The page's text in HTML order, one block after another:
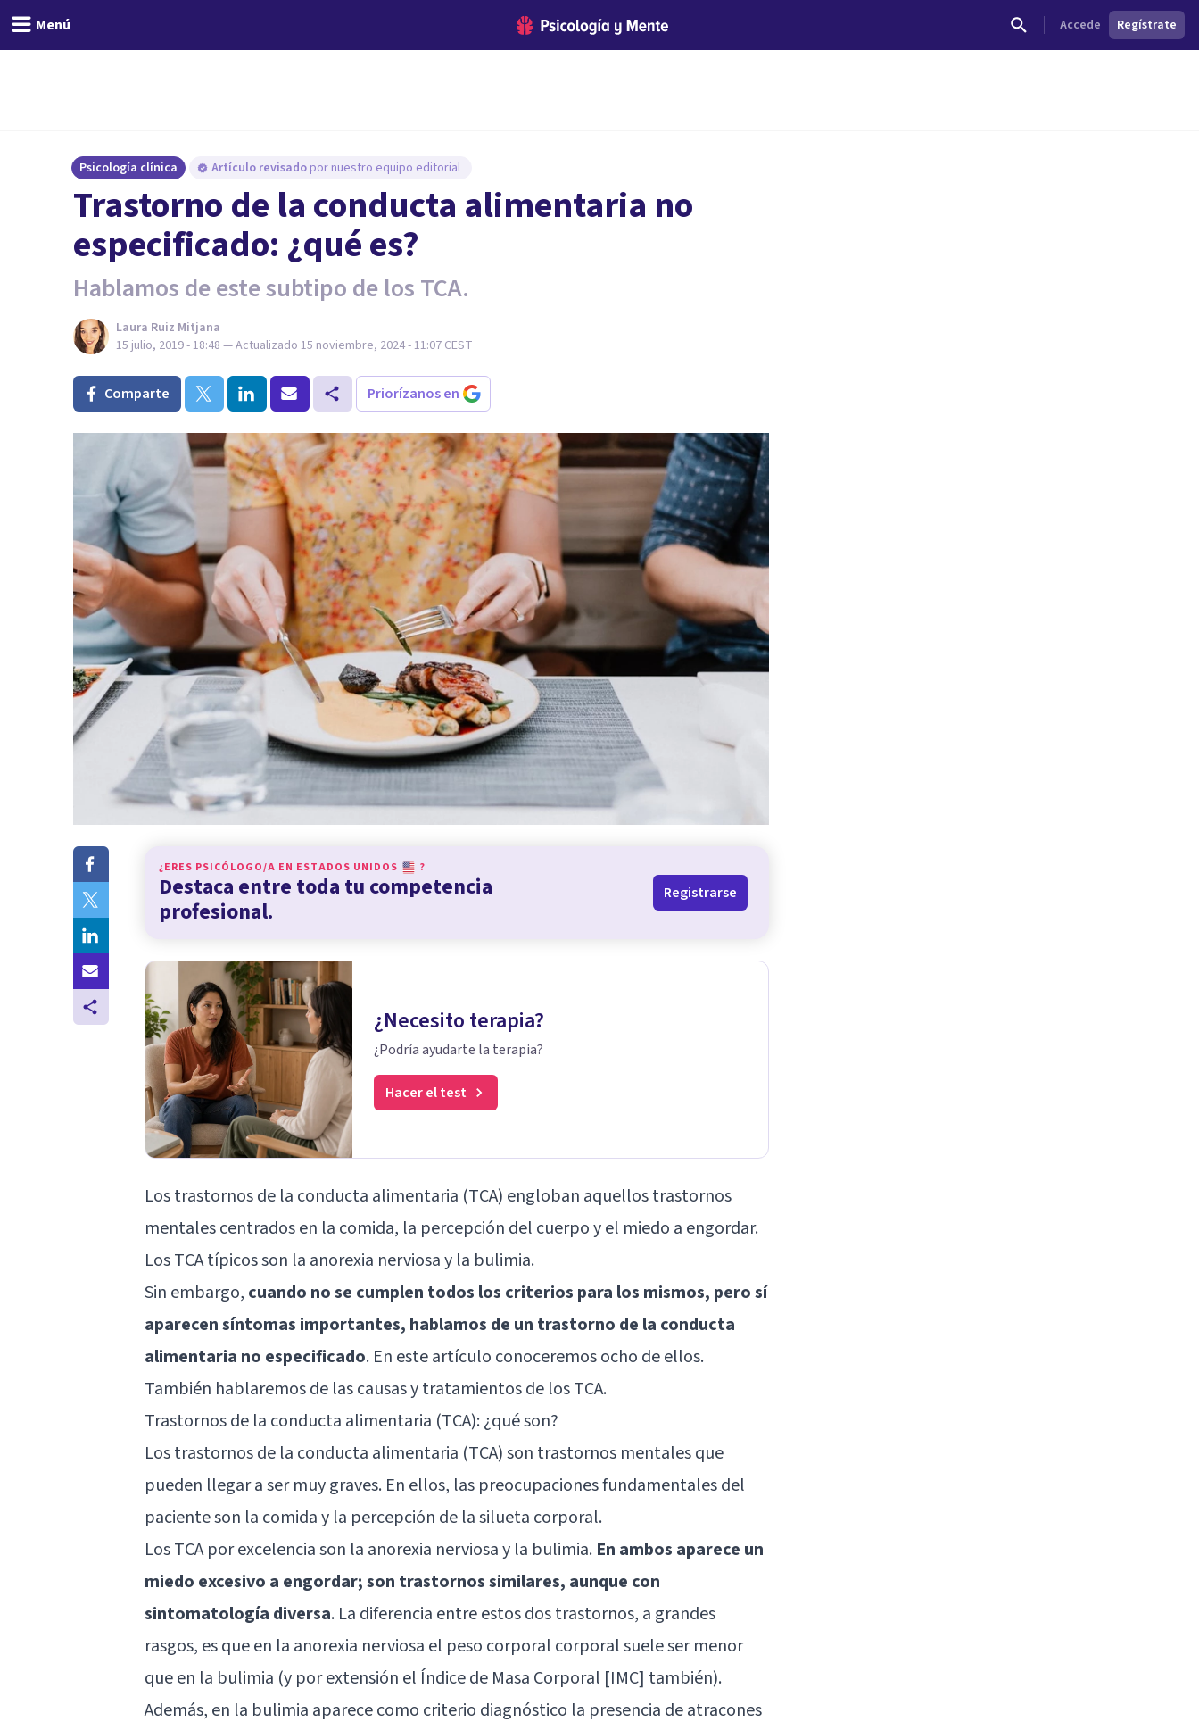
Menú Accede Regístrate
Psicología clínica Artículo revisado por nuestro equipo editorial
Trastorno de la conducta alimentaria no
especificado: ¿qué es?
Hablamos de este subtipo de los TCA.
Laura Ruiz Mitjana
15 julio, 2019 - 18:48 — Actualizado 15 noviembre, 2024 - 11:07 CEST
Comparte Priorízanos en
¿ERES PSICÓLOGO/A EN ESTADOS UNIDOS ?
Destaca entre toda tu competencia
profesional.
Registrarse
¿Necesito terapia?
¿Podría ayudarte la terapia?
Hacer el test
Lostrastornos de la conducta alimentaria (TCA) engloban aquellos trastornos
mentales centrados en la comida, la percepción del cuerpo y el miedo a engordar.
Los TCA típicos son la anorexia nerviosay la bulimia.
Sin embargo, cuando no se cumplen todos los criterios para los mismos, pero sí
aparecen síntomas importantes, hablamos de un trastorno de la conducta
alimentaria no especificado. En este artículo conoceremos ocho de ellos.
También hablaremos de las causas y tratamientos de los TCA.
Trastornos de la conducta alimentaria (TCA): ¿qué son?
Los trastornos de la conducta alimentaria (TCA) son trastornos mentales que
pueden llegar a ser muy graves. En ellos, las preocupaciones fundamentales del
paciente son la comida y la percepción de la silueta corporal.
Los TCA por excelencia son la anorexia nerviosa y la bulimia. En ambos aparece un
miedo excesivo a engordar; son trastornos similares, aunque con
sintomatología diversa. La diferencia entre estos dos trastornos, a grandes
rasgos, es que en la anorexia nerviosa el peso corporal corporal suele ser menor
que en la bulimia (y por extensión el Índice de Masa Corporal [IMC] también).
Además, en la bulimia aparece como criterio diagnóstico la presencia de atracones